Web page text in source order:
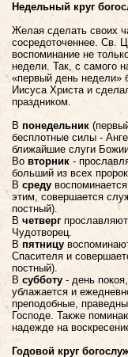
Недельный круг
Желая сделать своих
сосредоточеннее. Св.
воспоминание не
недели. Так, с самого
«первый день недели»
Иисуса Христа и
праздником.
В понедельник
бесплотные силы -
ближайшие слуги
Во вторник -
больший из всех
В среду
этим, совершается
постный).
В четверг
Чудотворец.
В пятницу
Спасителя и
постный).
В субботу- день
ублажается и
преподобные,
Господе. Также
надежде на
Годовой круг